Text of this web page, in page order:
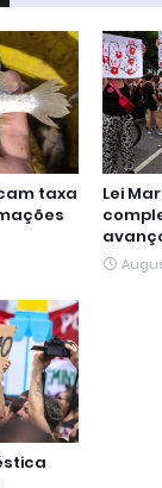
taxa
Lei